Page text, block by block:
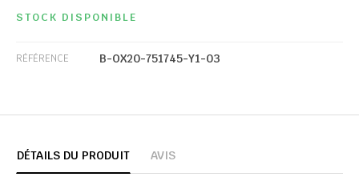
STOCK DISPONIBLE
RÉFÉRENCE B-OX20-751745-Y1-03
DÉTAILS DU PRODUIT AVIS